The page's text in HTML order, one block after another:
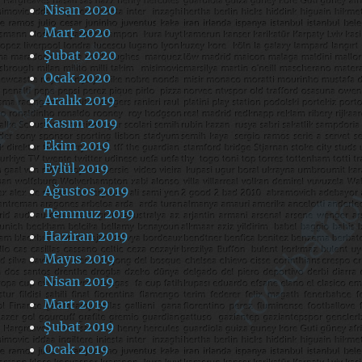
Nisan 2020
Mart 2020
Şubat 2020
Ocak 2020
Aralık 2019
Kasım 2019
Ekim 2019
Eylül 2019
Ağustos 2019
Temmuz 2019
Haziran 2019
Mayıs 2019
Nisan 2019
Mart 2019
Şubat 2019
Ocak 2019